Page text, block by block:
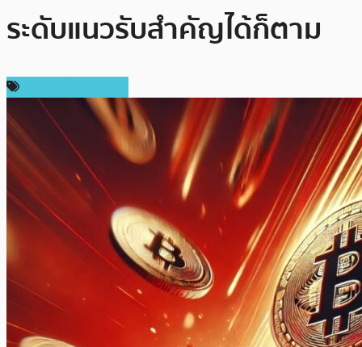
ระดับแนวรับสำคัญได้ก็ตาม